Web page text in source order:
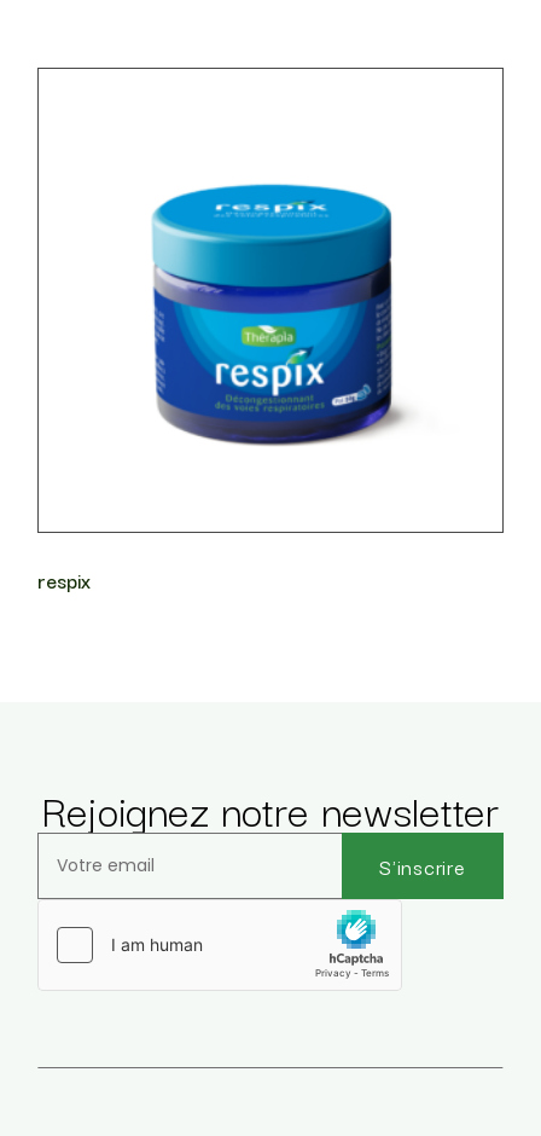
respix
Rejoignez notre newsletter
S'inscrire